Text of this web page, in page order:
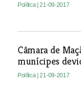
Política | 21-09-2017
Câmara de
munícipes
Política | 21-09-2017